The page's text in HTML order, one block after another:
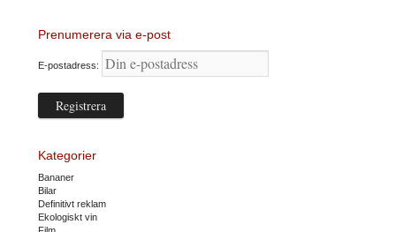
Prenumerera via e-post
E-postadress:
Kategorier
Bananer
Bilar
Definitivt reklam
Ekologiskt vin